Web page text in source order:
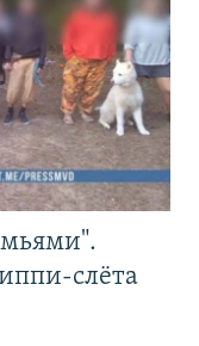
слёта